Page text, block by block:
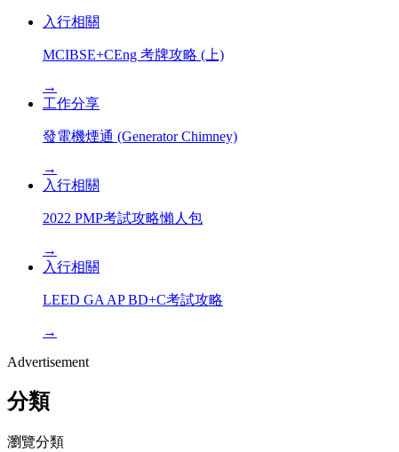
入行相關
MCIBSE+CEng 考牌攻略 (上)
→
工作分享
發電機煙通 (Generator Chimney)
→
入行相關
2022 PMP考試攻略懶人包
→
入行相關
LEED GA AP BD+C考試攻略
→
Advertisement
分類
瀏覽分類